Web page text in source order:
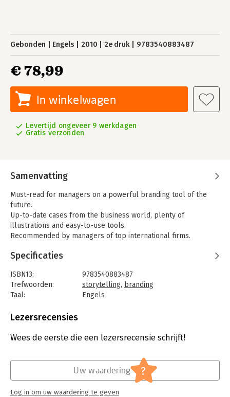
Gebonden Engels 2010 2e druk 9783540883487
€ 78,99
In winkelwagen
Levertijd ongeveer 9 werkdagen
Gratis verzonden
Samenvatting
Must-read for managers on a powerful branding tool of the
future.
Up-to-date cases from the business world, plenty of
illustrations and easy-to-use tools.
Recommended by managers of top international firms.
for a business company.
Specificaties
ISBN13:
9783540883487
Trefwoorden:
storytelling, branding
Taal:
Engels
Aantal pagina's:
Druk:
2
Reclame en verkoop
Lezersrecensies
Wees de eerste die een lezersrecensie schrijft!
Uw waardering ?
Log in om uw waardering te geven